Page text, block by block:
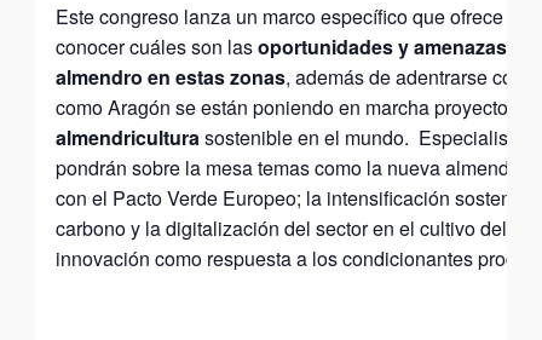
Este congreso lanza un marco específico que ofrece la
conocer cuáles son lasoportunidades y amenazas
almendro en estas zonas, además de adentrarse
como Aragón se están poniendo en marcha proyectos
almendriculturasostenible en el mundo. Especialistas
pondrán sobre la mesa temas como la nueva
con el Pacto Verde Europeo; la intensificación
carbono y la digitalización del sector en el cultivo del
innovación como respuesta a los condicionantes